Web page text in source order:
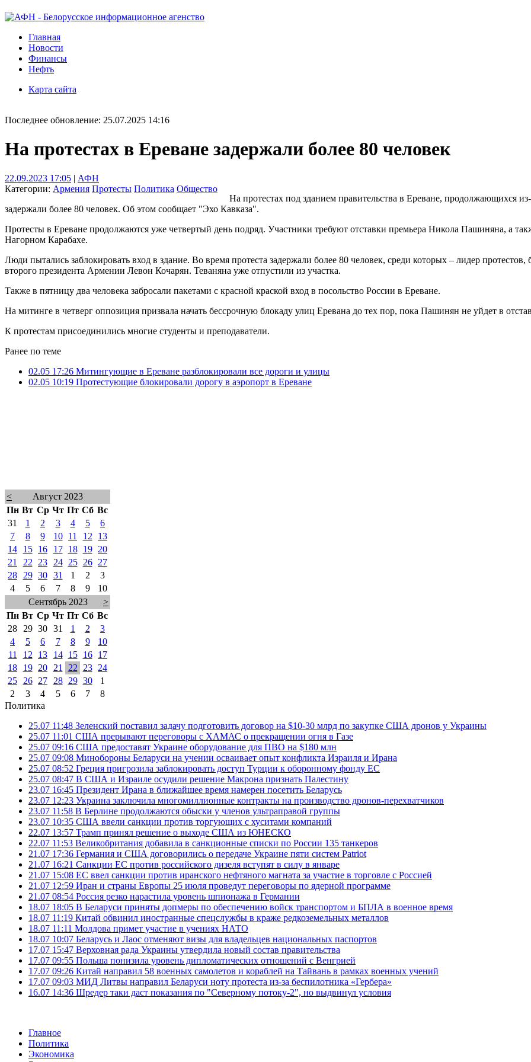
Главная
Новости
Финансы
Нефть
Карта сайта
Последнее обновление: 25.07.2025 14:16
На протестах в Ереване задержали более 80 человек
22.09.2023 17:05 | АФН
Категории: Армения Протесты Политика Общество
На протестах под зданием правительства в Ереване, продолжающихся
задержали более 80 человек. Об этом сообщает "Эхо Кавказа".
Протесты в Ереване продолжаются уже четвертый день подряд. Участники требуют отставки премьера Никола Пашиняна, а
Нагорном Карабахе.
Люди пытались заблокировать вход в здание. Во время протеста задержали более 80 человек, среди которых – лидер
второго президента Армении Левон Кочарян. Теваняна уже отпустили из участка.
Также в пятницу два человека забросали пакетами с красной краской вход в посольство России в Ереване.
На митинге в четверг оппозиция призвала начать бессрочную блокаду улиц Еревана до тех пор, пока Пашинян не уйдет в
К протестам присоединились многие студенты и преподаватели.
Ранее по теме
02.05 17:26 Митингующие в Ереване разблокировали все дороги и улицы
02.05 10:19 Протестующие блокировали дорогу в аэропорт в Ереване
<
Август 2023
Пн Вт Ср Чт Пт Сб Вс
31
1 2 3 4 5
6
7
8 9 10 11 12
13
14
15 16 17 18 19
20
21
22 23 24 25 26
27
28
29 30 31 1 2
3
4
5 6 7 8 9
10
Сентябрь 2023
>
Пн Вт Ср Чт Пт Сб Вс
28
29 30 31 1 2
3
4
5 6 7 8 9
10
11
12 13 14 15 16
17
18
19 20 21 22 23
24
25
26 27 28 29 30
1
2
3 4 5 6 7
8
Политика
25.07 11:48 Зеленский поставил задачу подготовить договор на $10-30 млрд по закупке США дронов у Украины
25.07 11:01 США прерывают переговоры с ХАМАС о прекращении огня в Газе
25.07 09:16 США предоставят Украине оборудование для ПВО на $180 млн
25.07 09:08 Минобороны Беларуси на учении осваивает опыт конфликта Израиля и Ирана
25.07 08:52 Греция пригрозила заблокировать доступ Турции к оборонному фонду ЕС
25.07 08:47 В США и Израиле осудили решение Макрона признать Палестину
23.07 16:45 Президент Ирана в ближайшее время намерен посетить Беларусь
23.07 12:23 Украина заключила многомиллионные контракты на производство дронов-перехватчиков
23.07 11:58 В Берлине продолжаются обыски у членов ультраправой группы
23.07 10:35 США ввели санкции против торгующих с хуситами компаний
22.07 13:57 Трамп принял решение о выходе США из ЮНЕСКО
22.07 11:53 Великобритания добавила в санкционные списки по России 135 танкеров
21.07 17:36 Германия и США договорились о передаче Украине пяти систем Patriot
21.07 16:21 Санкции ЕС против российского дизеля вступят в силу в январе
21.07 15:08 ЕС ввел санкции против иранского нефтяного магната за участие в торговле с Россией
21.07 12:59 Иран и страны Европы 25 июля проведут переговоры по ядерной программе
21.07 08:54 Россия резко нарастила уровень шпионажа в Германии
18.07 18:05 В Беларуси приняты допмеры по обеспечению войск транспортом и БПЛА в военное время
18.07 11:19 Китай обвинил иностранные спецслужбы в краже редкоземельных металлов
18.07 11:11 Молдова примет участие в учениях НАТО
18.07 10:07 Беларусь и Лаос отменяют визы для владельцев национальных паспортов
17.07 15:47 Верховная рада Украины утвердила новый состав правительства
17.07 09:55 Польша понизила уровень дипломатических отношений с Венгрией
17.07 09:26 Китай направил 58 военных самолетов и кораблей на Тайвань в рамках военных учений
17.07 09:03 МИД Литвы направил Беларуси ноту протеста из-за беспилотника «Гербера»
16.07 14:36 Шредер таки даст показания по "Северному потоку-2", но выдвинул условия
Главное
Политика
Экономика